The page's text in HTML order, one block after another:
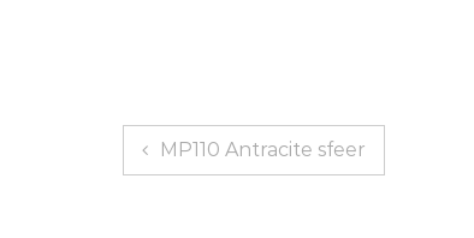
Bericht
navigatie
MP110 Antracite sfeer